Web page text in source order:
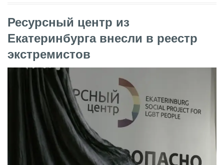
Ресурсный центр из
Екатеринбурга внесли в реестр
экстремистов